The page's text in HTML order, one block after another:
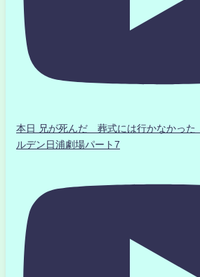
本日 兄が死んだ 葬式には行かなかっ
ルデン日浦劇場パート7